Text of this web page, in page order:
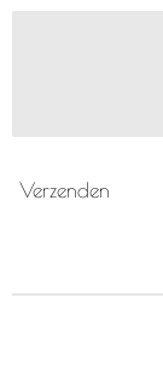
Verzenden